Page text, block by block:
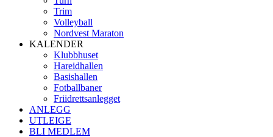
Trim
Volleyball
Nordvest Maraton
KALENDER
Klubbhuset
Hareidhallen
Basishallen
Fotballbaner
Friidrettsanlegget
ANLEGG
UTLEIGE
BLI MEDLEM